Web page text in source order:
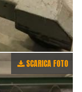
SCARICA FOTO